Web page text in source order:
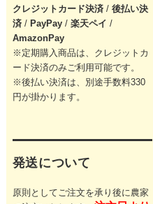
クレジットカード決済 / 後払い決
済/ PayPay/ 楽天ペイ /
AmazonPay
※定期購入商品は、クレジットカ
ード決済のみご利用可能です。
※後払い決済は、別途手数料330
円が掛かります。
発送について
原則としてご注文を承り後に農家